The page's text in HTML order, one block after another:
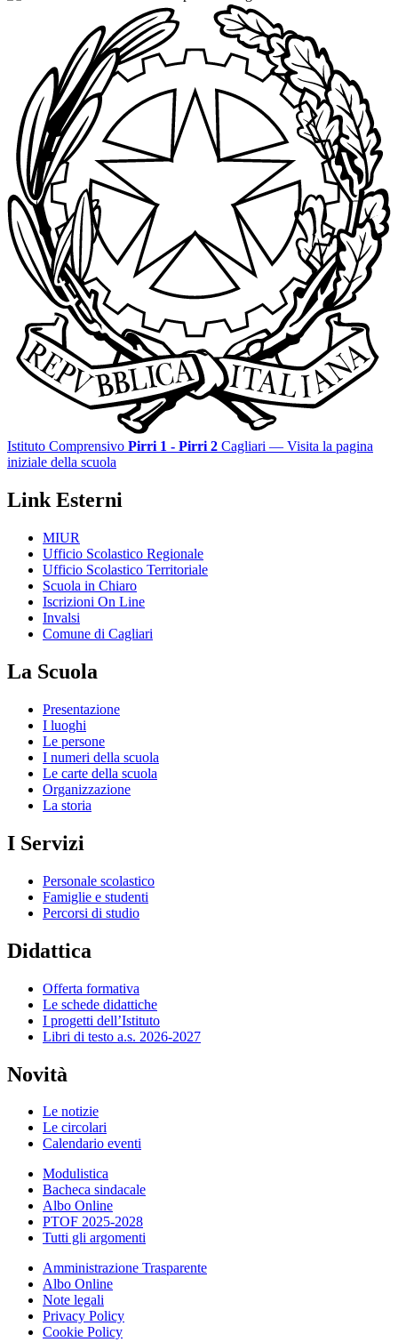
Istituto Comprensivo Pirri 1 - Pirri 2 Cagliari — Visita la pagina
iniziale della scuola
Link Esterni
MIUR
Ufficio Scolastico Regionale
Ufficio Scolastico Territoriale
Scuola in Chiaro
Iscrizioni On Line
Invalsi
Comune di Cagliari
La Scuola
Presentazione
I luoghi
Le persone
I numeri della scuola
Le carte della scuola
Organizzazione
La storia
I Servizi
Personale scolastico
Famiglie e studenti
Percorsi di studio
Didattica
Offerta formativa
Le schede didattiche
I progetti dell’Istituto
Libri di testo a.s. 2026-2027
Novità
Le notizie
Le circolari
Calendario eventi
Modulistica
Bacheca sindacale
Albo Online
PTOF 2025-2028
Tutti gli argomenti
Amministrazione Trasparente
Albo Online
Note legali
Privacy Policy
Cookie Policy